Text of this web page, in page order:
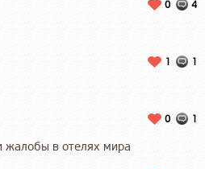
4
0
1
1
1
0
жалобы в отелях мира